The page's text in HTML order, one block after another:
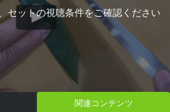
セットの視聴条件をご確認ください
関連コンテンツ